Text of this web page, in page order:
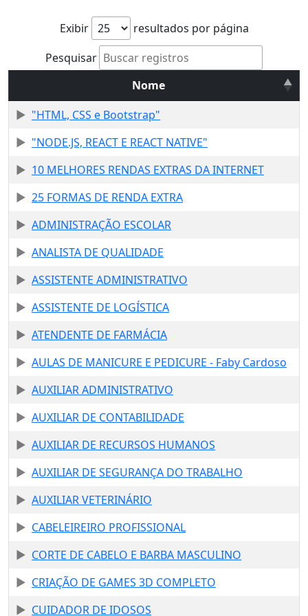
Exibir
resultados por página
Pesquisar
Nome
"HTML, CSS e Bootstrap"
"NODE.JS, REACT E REACT NATIVE"
10 MELHORES RENDAS EXTRAS DA INTERNET
25 FORMAS DE RENDA EXTRA
ADMINISTRAÇÃO ESCOLAR
ANALISTA DE QUALIDADE
ASSISTENTE ADMINISTRATIVO
ASSISTENTE DE LOGÍSTICA
ATENDENTE DE FARMÁCIA
AULAS DE MANICURE E PEDICURE - Faby Cardoso
AUXILIAR ADMINISTRATIVO
AUXILIAR DE CONTABILIDADE
AUXILIAR DE RECURSOS HUMANOS
AUXILIAR DE SEGURANÇA DO TRABALHO
AUXILIAR VETERINÁRIO
CABELEIREIRO PROFISSIONAL
CORTE DE CABELO E BARBA MASCULINO
CRIAÇÃO DE GAMES 3D COMPLETO
CUIDADOR DE IDOSOS